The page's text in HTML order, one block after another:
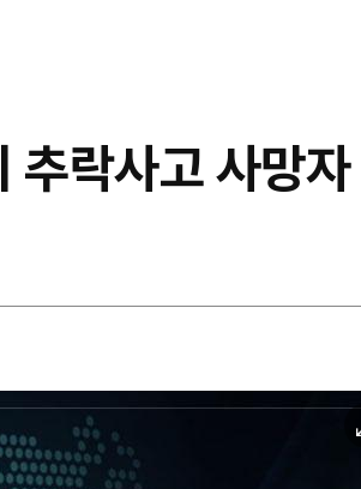
추락사고 사망